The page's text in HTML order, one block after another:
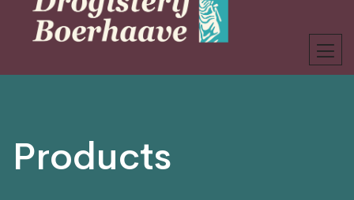
Products